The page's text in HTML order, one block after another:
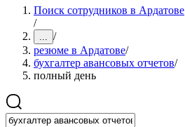
Поиск сотрудников в Ардатове
/
... /
резюме в Ардатове/
бухгалтер авансовых отчетов/
полный день